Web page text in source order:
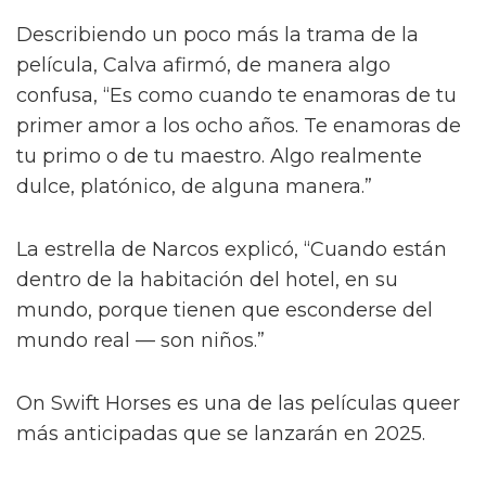
Describiendo un poco más la trama de la
película, Calva afirmó, de manera algo
confusa, “Es como cuando te enamoras de tu
primer amor a los ocho años. Te enamoras de
tu primo o de tu maestro. Algo realmente
dulce, platónico, de alguna manera.”
La estrella de Narcos explicó, “Cuando están
dentro de la habitación del hotel, en su
mundo, porque tienen que esconderse del
mundo real — son niños.”
On Swift Horses es una de las películas queer
más anticipadas que se lanzarán en 2025.